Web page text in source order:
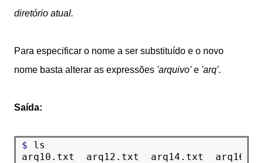
diretório atual.
Para especificar o nome a ser substituído e o novo
nome basta alterar as expressões 'arquivo'e 'arq'.
Saída:
$ ls
arq10.txt  arq12.txt  arq14.txt